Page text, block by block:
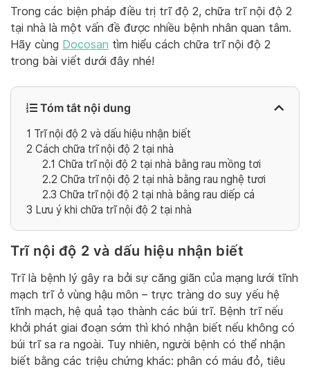
Trong các biện pháp điều trị trĩ độ 2, chữa trĩ nội độ 2
tại nhà là một vấn đề được nhiều bệnh nhân quan tâm.
Hãy cùng Docosan tìm hiểu cách chữa trĩ nội độ 2
trong bài viết dưới đây nhé!
Tóm tắt nội dung
1 Trĩ nội độ 2 và dấu hiệu nhận biết
2 Cách chữa trĩ nội độ 2 tại nhà
2.1 Chữa trĩ nội độ 2 tại nhà bằng rau mồng tơi
2.2 Chữa trĩ nội độ 2 tại nhà bằng rau nghệ tươi
2.3 Chữa trĩ nội độ 2 tại nhà bằng rau diếp cá
3 Lưu ý khi chữa trĩ nội độ 2 tại nhà
Trĩ nội độ 2 và dấu hiệu nhận biết
Trĩ là bệnh lý gây ra bởi sự căng giãn của mạng lưới tĩnh
mạch trĩ ở vùng hậu môn – trực tràng do suy yếu hệ
tĩnh mạch, hệ quả tạo thành các búi trĩ. Bệnh trĩ nếu
khởi phát giai đoạn sớm thì khó nhận biết nếu không có
búi trĩ sa ra ngoài. Tuy nhiên, người bệnh có thể nhận
biết bằng các triệu chứng khác: phân có máu đỏ, tiêu